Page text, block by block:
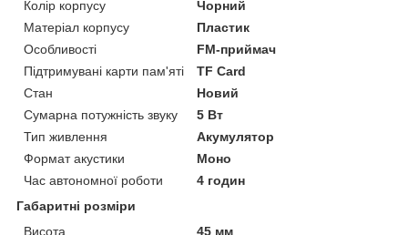
Колір корпусу
Чорний
Матеріал корпусу
Пластик
Особливості
FM-приймач
Підтримувані карти пам'яті
TF Card
Стан
Новий
Сумарна потужність звуку
5 Вт
Тип живлення
Акумулятор
Формат акустики
Моно
Час автономної роботи
4 годин
Габаритні розміри
Висота
45 мм